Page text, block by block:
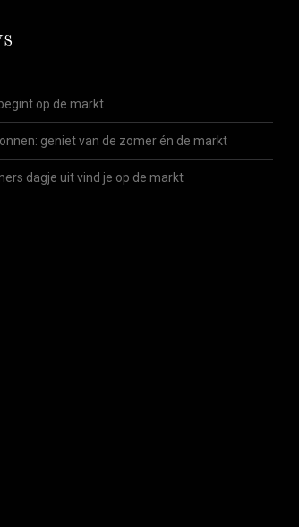
op de markt
geniet van de zomer én de markt
dagje uit vind je op de markt